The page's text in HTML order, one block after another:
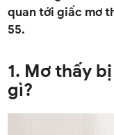
quan tới giấc mơ
55.
1. Mơ thấy
gì?